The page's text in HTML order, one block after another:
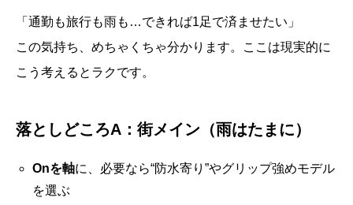
「通勤も旅行も雨も…できれば1足で済ませたい」
この気持ち、めちゃくちゃ分かります。ここは現実的に
こう考えるとラクです。
落としどころA：街メイン（雨はたまに）
Onを軸に、必要なら“防水寄り”やグリップ強めモデル
を選ぶ